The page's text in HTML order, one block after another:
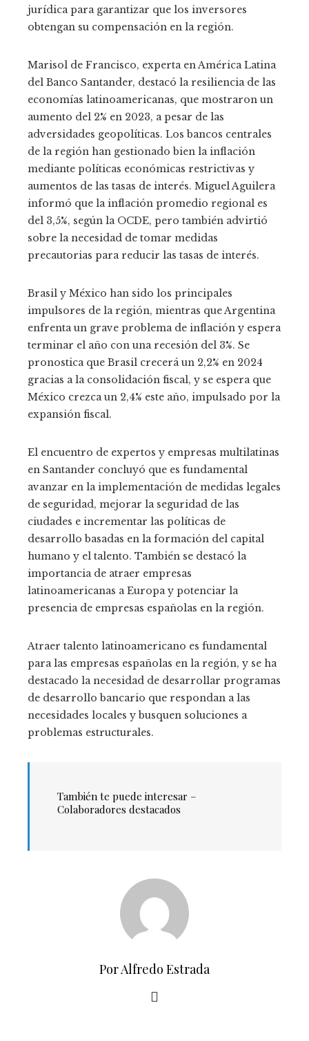
jurídica para garantizar que los inversores
obtengan su compensación en la región.
Marisol de Francisco, experta en América Latina
del Banco Santander, destacó la resiliencia de las
economías latinoamericanas, que mostraron un
aumento del 2% en 2023, a pesar de las
adversidades geopolíticas. Los bancos centrales
de la región han gestionado bien la inflación
mediante políticas económicas restrictivas y
aumentos de las tasas de interés. Miguel Aguilera
informó que la inflación promedio regional es
del 3,5%, según la OCDE, pero también advirtió
sobre la necesidad de tomar medidas
precautorias para reducir las tasas de interés.
Brasil y México han sido los principales
impulsores de la región, mientras que Argentina
enfrenta un grave problema de inflación y espera
terminar el año con una recesión del 3%. Se
pronostica que Brasil crecerá un 2,2% en 2024
gracias a la consolidación fiscal, y se espera que
México crezca un 2,4% este año, impulsado por la
expansión fiscal.
El encuentro de expertos y empresas multilatinas
en Santander concluyó que es fundamental
avanzar en la implementación de medidas legales
de seguridad, mejorar la seguridad de las
ciudades e incrementar las políticas de
desarrollo basadas en la formación del capital
humano y el talento. También se destacó la
importancia de atraer empresas
latinoamericanas a Europa y potenciar la
presencia de empresas españolas en la región.
Atraer talento latinoamericano es fundamental
para las empresas españolas en la región, y se ha
destacado la necesidad de desarrollar programas
de desarrollo bancario que respondan a las
necesidades locales y busquen soluciones a
problemas estructurales.
También te puede interesar –
Colaboradores destacados
Por Alfredo Estrada